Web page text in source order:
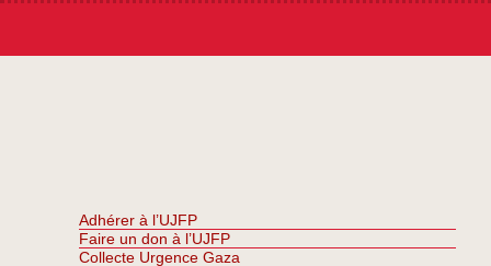
Adhérer à l’UJFP
Faire un don à l’UJFP
Collecte Urgence Gaza